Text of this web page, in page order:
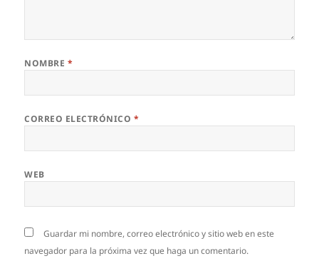
NOMBRE *
CORREO ELECTRÓNICO *
WEB
Guardar mi nombre, correo electrónico y sitio web en este
navegador para la próxima vez que haga un comentario.